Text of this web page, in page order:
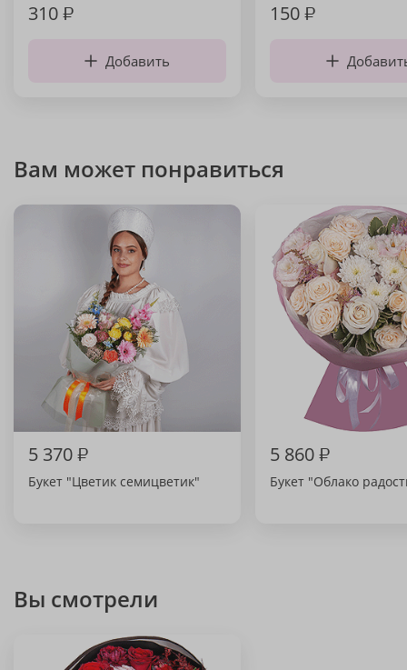
310₽
Добавить
150₽
Вам может понравиться
5 370₽
Букет "Цветик семицветик"
5 860₽
Букет "Облако
Вы смотрели